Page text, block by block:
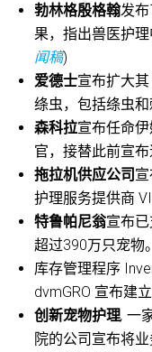
勃林格殷格翰发
果，指出兽医护
闻稿)
爱德士宣布扩大
绦虫，包括绦虫
森科拉宣布任命
官，接替此前宣布
拖拉机供应公司
护理服务提供商
特鲁帕尼翁宣布
超过390万只宠物。
库存管理程序
dvmGRO 宣布建
创新宠物护理,一
院的公司宣布将业